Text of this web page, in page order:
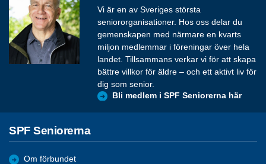
Vi är en av Sveriges största
seniororganisationer. Hos oss delar du
gemenskapen med närmare en kvarts
miljon medlemmar i föreningar över hela
landet. Tillsammans verkar vi för att skapa
bättre villkor för äldre – och ett aktivt liv för
dig som senior.
Bli medlem i SPF Seniorerna här
SPF Seniorerna
Om förbundet